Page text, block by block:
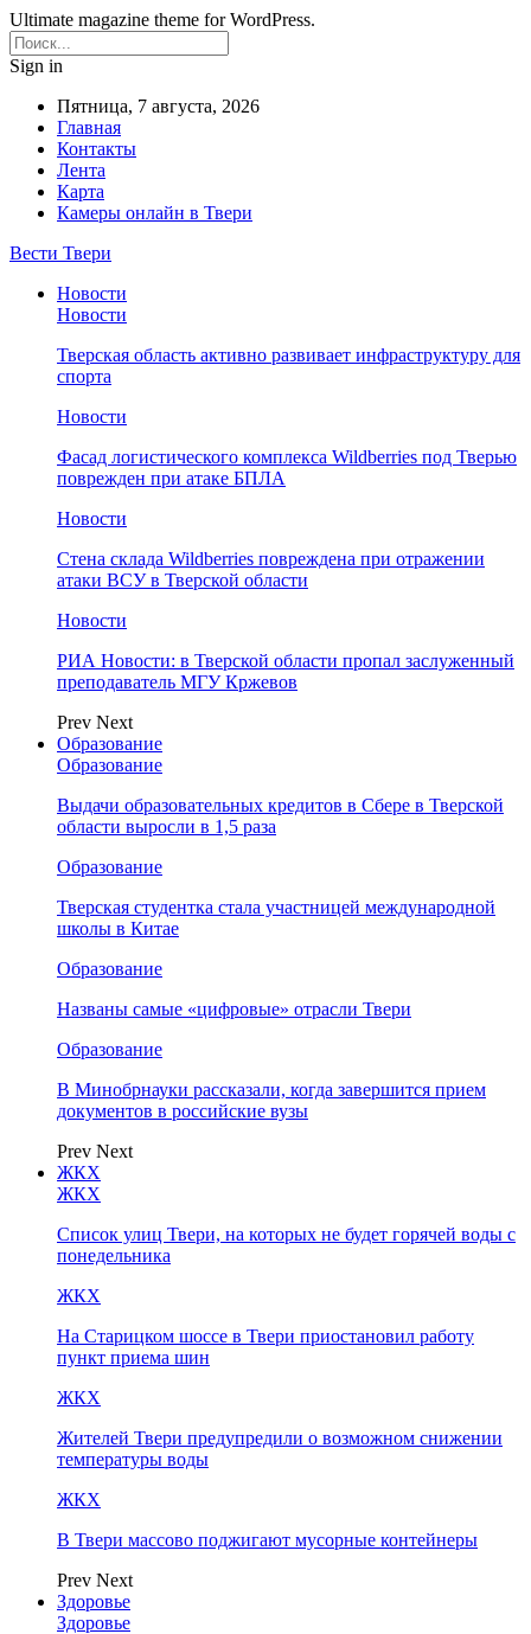
Ultimate magazine theme for WordPress.
Sign in
Пятница, 7 августа, 2026
Главная
Контакты
Лента
Карта
Камеры онлайн в Твери
Вести Твери
Новости
Новости
Тверская область активно развивает инфраструктуру для
спорта
Новости
Фасад логистического комплекса Wildberries под Тверью
поврежден при атаке БПЛА
Новости
Стена склада Wildberries повреждена при отражении
атаки ВСУ в Тверской области
Новости
РИА Новости: в Тверской области пропал заслуженный
преподаватель МГУ Кржевов
Prev Next
Образование
Образование
Выдачи образовательных кредитов в Сбере в Тверской
области выросли в 1,5 раза
Образование
Тверская студентка стала участницей международной
школы в Китае
Образование
Названы самые «цифровые» отрасли Твери
Образование
В Минобрнауки рассказали, когда завершится прием
документов в российские вузы
Prev Next
ЖКХ
ЖКХ
Список улиц Твери, на которых не будет горячей воды с
понедельника
ЖКХ
На Старицком шоссе в Твери приостановил работу
пункт приема шин
ЖКХ
Жителей Твери предупредили о возможном снижении
температуры воды
ЖКХ
В Твери массово поджигают мусорные контейнеры
Prev Next
Здоровье
Здоровье